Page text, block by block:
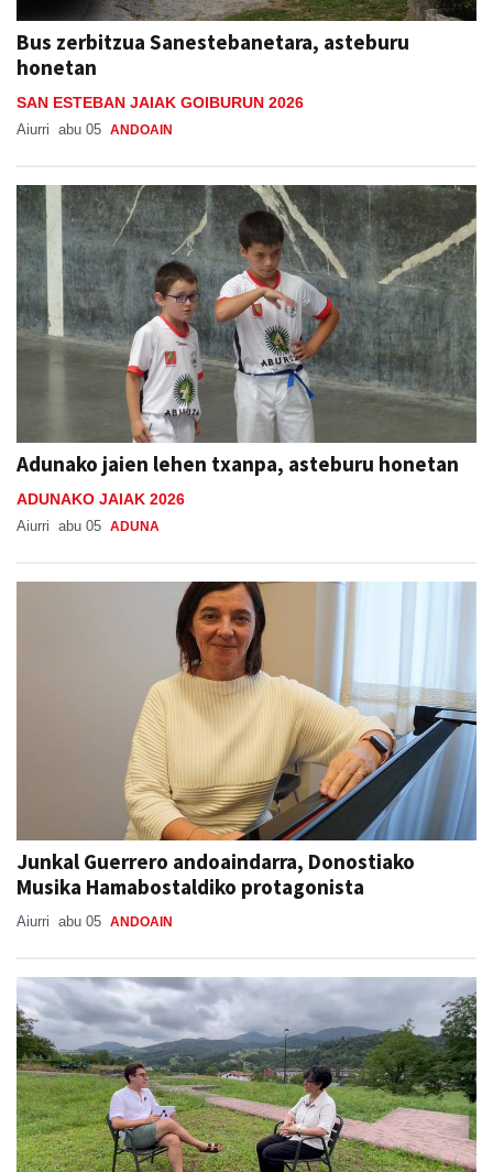
Bus zerbitzua Sanestebanetara, asteburu
honetan
SAN ESTEBAN JAIAK GOIBURUN 2026
Aiurri abu 05 ANDOAIN
Adunako jaien lehen txanpa, asteburu honetan
ADUNAKO JAIAK 2026
Aiurri abu 05 ADUNA
Junkal Guerrero andoaindarra, Donostiako
Musika Hamabostaldiko protagonista
Aiurri abu 05 ANDOAIN